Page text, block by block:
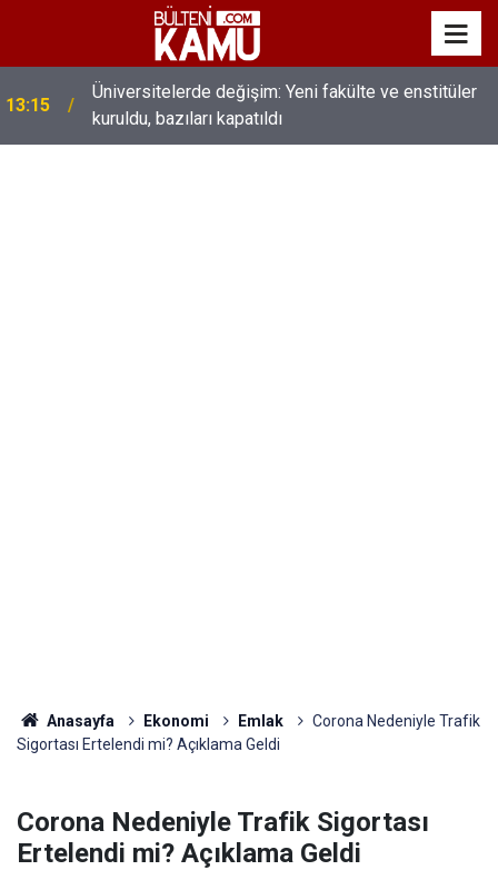
13:00
MEB’de üst düzey değişim: Genel müdürler değişti,
yeni isimler atandı
Anasayfa Ekonomi Emlak
Corona Nedeniyle Trafik
Sigortası Ertelendi mi? Açıklama Geldi
Corona Nedeniyle Trafik Sigortası
Ertelendi mi? Açıklama Geldi